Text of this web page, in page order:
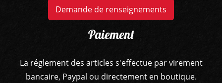
Demande de renseignements
Paiement
La réglement des articles s'effectue par virement
bancaire, Paypal ou directement en boutique.